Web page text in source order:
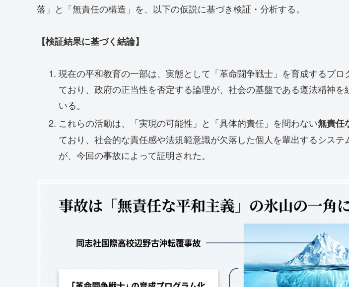
落」と「無責任の構造」を、以下の仮説に基づき検証・分析する。
【検証結果に基づく結論】
現在の平和教育の一部は、実態として「革命闘争戦士」を育成するプロ
ており、政府の正当性を否定する論理が、社会の基盤である遵法精神を
いる。
これらの活動は、「実現の可能性」と「具体的責任」を問わない無責任
ており、社会的な責任感や法規範意識が欠落した個人を輩出するシステ
が、今回の事故によって証明された。